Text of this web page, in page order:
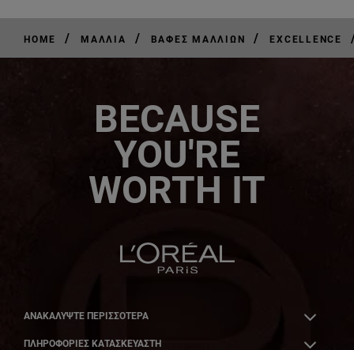
HOME / ΜΑΛΛΙΆ / ΒΑΦΈΣ ΜΑΛΛΙΏΝ / EXCELLENCE
BECAUSE
YOU'RE
WORTH IT
ΑΝΑΚΑΛΎΨΤΕ ΠΕΡΙΣΣΌΤΕΡΑ
ΠΛΗΡΟΦΟΡΙΕΣ ΚΑΤΑΣΚΕΥΑΣΤΗ